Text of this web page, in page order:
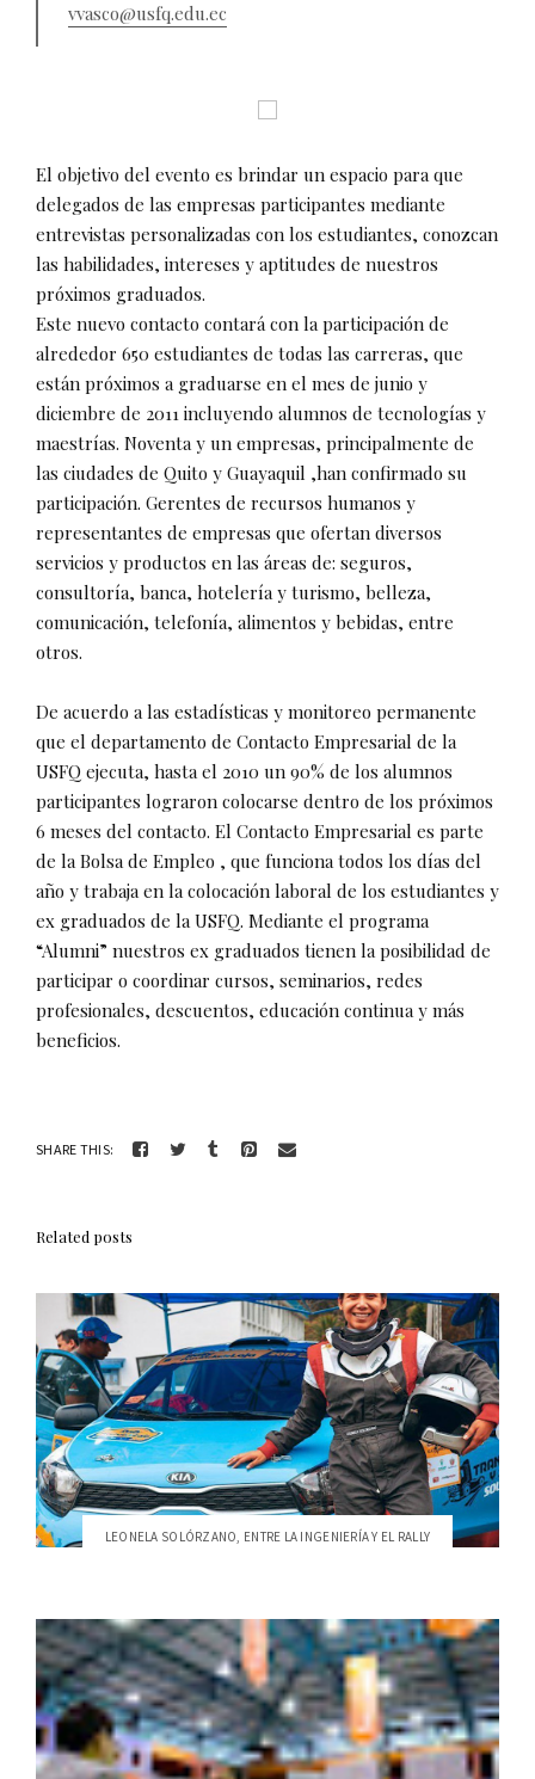
vvasco@usfq.edu.ec
El objetivo del evento es brindar un espacio para que
delegados de las empresas participantes mediante
entrevistas personalizadas con los estudiantes, conozcan
las habilidades, intereses y aptitudes de nuestros
próximos graduados.
Este nuevo contacto contará con la participación de
alrededor 650 estudiantes de todas las carreras, que
están próximos a graduarse en el mes de junio y
diciembre de 2011 incluyendo alumnos de tecnologías y
maestrías. Noventa y un empresas, principalmente de
las ciudades de Quito y Guayaquil ,han confirmado su
participación. Gerentes de recursos humanos y
representantes de empresas que ofertan diversos
servicios y productos en las áreas de: seguros,
consultoría, banca, hotelería y turismo, belleza,
comunicación, telefonía, alimentos y bebidas, entre
otros.
De acuerdo a las estadísticas y monitoreo permanente
que el departamento de Contacto Empresarial de la
USFQ ejecuta, hasta el 2010 un 90% de los alumnos
participantes lograron colocarse dentro de los próximos
6 meses del contacto. El Contacto Empresarial es parte
de la Bolsa de Empleo , que funciona todos los días del
año y trabaja en la colocación laboral de los estudiantes y
ex graduados de la USFQ. Mediante el programa
“Alumni” nuestros ex graduados tienen la posibilidad de
participar o coordinar cursos, seminarios, redes
profesionales, descuentos, educación continua y más
beneficios.
SHARE THIS:
Related posts
LEONELA SOLÓRZANO, ENTRE LA INGENIERÍA Y EL RALLY